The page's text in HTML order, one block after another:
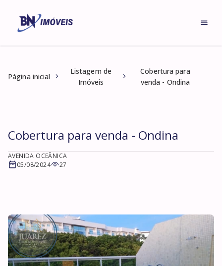
Página inicial
Listagem de
Imóveis
Cobertura para
venda - Ondina
Cobertura para venda - Ondina
AVENIDA OCEÂNICA
05/08/2024
27